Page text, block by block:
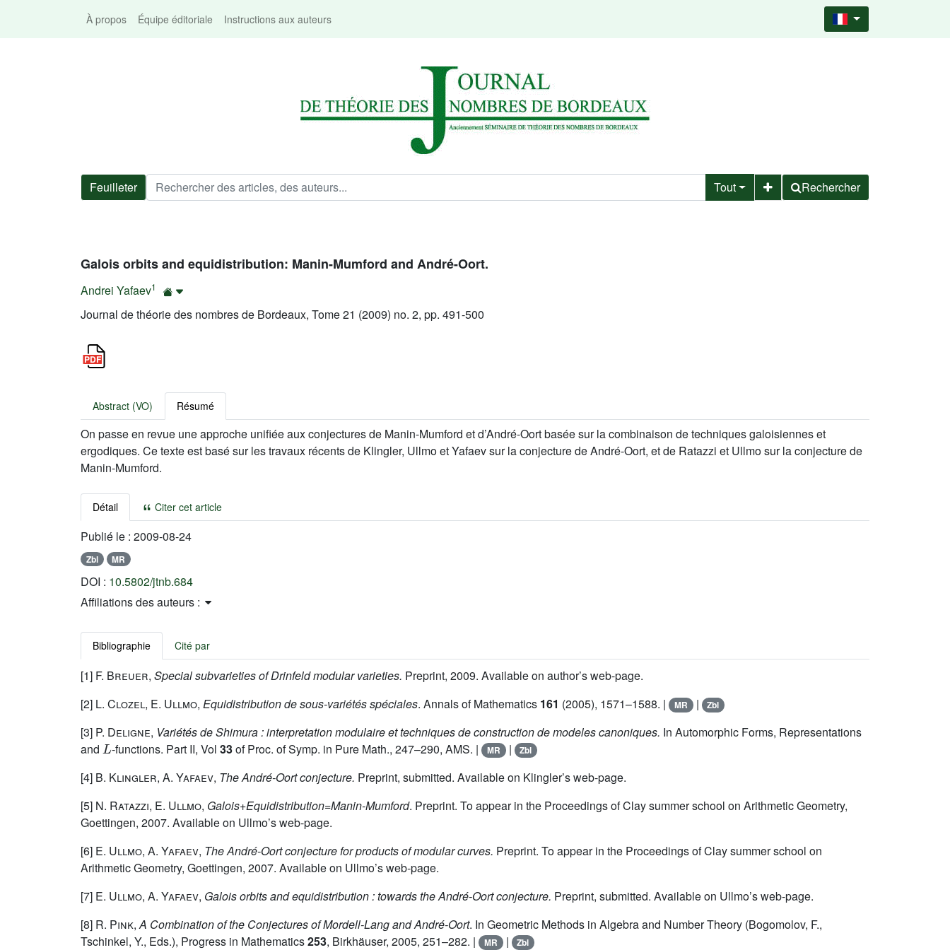
À propos Équipe éditoriale Instructions aux auteurs
Feuilleter Tout Rechercher
Galois orbits and equidistribution: Manin-Mumford and André-Oort.
Andrei Yafaev1
Journal de théorie des nombres de Bordeaux, Tome 21 (2009) no. 2, pp. 491-500
Abstract (VO) Résumé
On passe en revue une approche unifiée aux conjectures de Manin-Mumford et d’André-Oort basée sur la combinaison de techniques galoisiennes et
ergodiques. Ce texte est basé sur les travaux récents de Klingler, Ullmo et Yafaev sur la conjecture de André-Oort, et de Ratazzi et Ullmo sur la conjecture de
Manin-Mumford.
Détail Citer cet article
Publié le : 2009-08-24
Zbl MR
DOI : 10.5802/jtnb.684
Affiliations des auteurs :
Bibliographie Cité par
[1] F. Breuer, Special subvarieties of Drinfeld modular varieties. Preprint, 2009. Available on author’s web-page.
[2] L. Clozel, E. Ullmo, Equidistribution de sous-variétés spéciales. Annals of Mathematics 161 (2005), 1571–1588. | MR | Zbl
[3] P. Deligne, Variétés de Shimura : interpretation modulaire et techniques de construction de modeles canoniques. In Automorphic Forms, Representations
and
L
-functions. Part II, Vol 33of Proc. of Symp. in Pure Math., 247–290, AMS. | MR | Zbl
[4] B. Klingler, A. Yafaev, The André-Oort conjecture. Preprint, submitted. Available on Klingler’s web-page.
[5] N. Ratazzi, E. Ullmo, Galois+Equidistribution=Manin-Mumford. Preprint. To appear in the Proceedings of Clay summer school on Arithmetic Geometry,
Goettingen, 2007. Available on Ullmo’s web-page.
[6] E. Ullmo, A. Yafaev, The André-Oort conjecture for products of modular curves. Preprint. To appear in the Proceedings of Clay summer school on
Arithmetic Geometry, Goettingen, 2007. Available on Ullmo’s web-page.
[7] E. Ullmo, A. Yafaev, Galois orbits and equidistribution : towards the André-Oort conjecture. Preprint, submitted. Available on Ullmo’s web-page.
[8] R. Pink,A Combination of the Conjectures of Mordell-Lang and André-Oort. In Geometric Methods in Algebra and Number Theory (Bogomolov, F.,
Tschinkel, Y., Eds.), Progress in Mathematics253, Birkhäuser, 2005, 251–282. | MR | Zbl